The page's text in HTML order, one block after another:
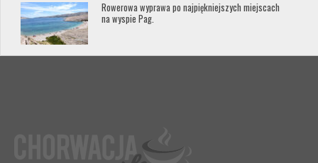
Rowerowa wyprawa po najpiękniejszych miejscach
na wyspie Pag.